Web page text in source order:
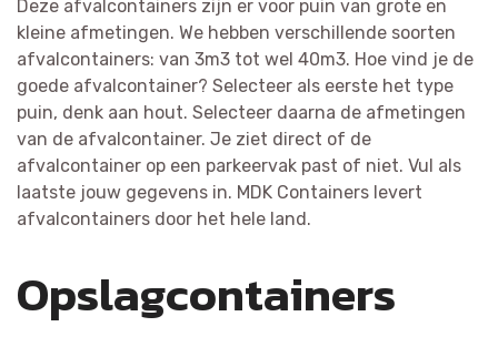
Deze afvalcontainers zijn er voor puin van grote en
kleine afmetingen. We hebben verschillende soorten
afvalcontainers: van 3m3 tot wel 40m3. Hoe vind je de
goede afvalcontainer? Selecteer als eerste het type
puin, denk aan hout. Selecteer daarna de afmetingen
van de afvalcontainer. Je ziet direct of de
afvalcontainer op een parkeervak past of niet. Vul als
laatste jouw gegevens in. MDK Containers levert
afvalcontainers door het hele land.
Opslagcontainers